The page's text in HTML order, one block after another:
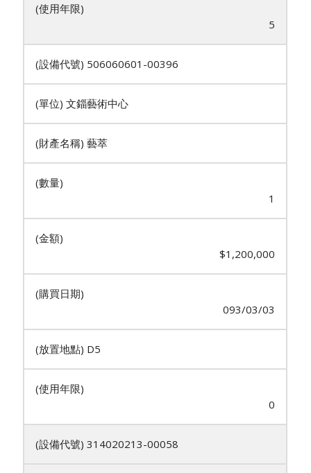
5
506060601-00396
文錙藝術中心
藝萃
1
$1,200,000
093/03/03
D5
0
314020213-00058